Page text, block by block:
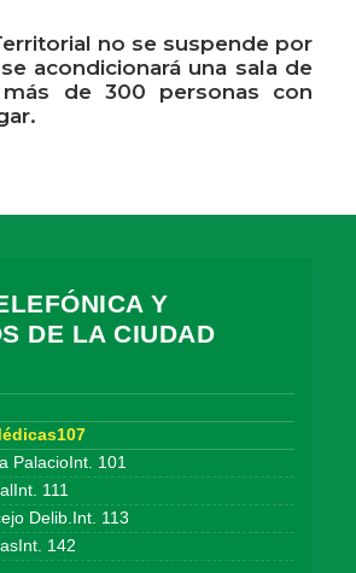
no se suspende por
acondicionará una sala de
más de 300 personas con
Y
DE LA CIUDAD
PalacioInt. 101
111
Delib.Int. 113
142